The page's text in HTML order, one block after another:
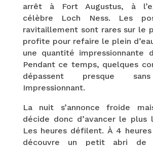
arrêt à Fort Augustus, à
célèbre Loch Ness. Les
ravitaillement sont rares sur le
profite pour refaire le plein
une quantité impressionnante
Pendant ce temps, quelques
dépassent presque
Impressionnant.
La nuit s’annonce froide
décide donc d’avancer le plus
Les heures défilent. À 4
découvre un petit abri de